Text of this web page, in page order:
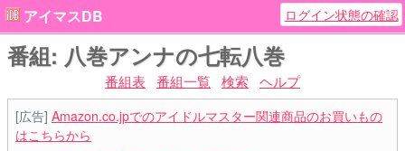
アイマスDB ログイン状態の確認
番組: 八巻アンナの七転八巻
番組表 番組一覧 検索 ヘルプ
[広告] Amazon.co.jpでのアイドルマスター関連商品のお買いもの
はこちらから